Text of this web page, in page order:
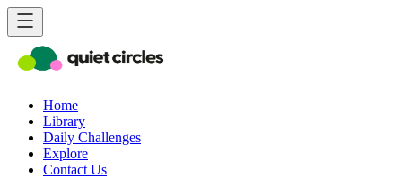
Home
Library
Daily Challenges
Explore
Contact Us